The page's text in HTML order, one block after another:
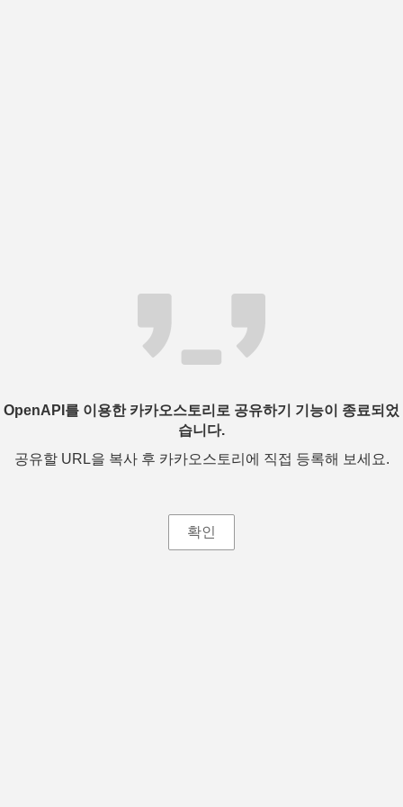
OpenAPI를 이용한 카카오스토리로 공유하기 기능이 종료되었
습니다.
공유할 URL을 복사 후 카카오스토리에 직접 등록해 보세요.
확인